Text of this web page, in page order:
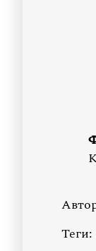
Теги: